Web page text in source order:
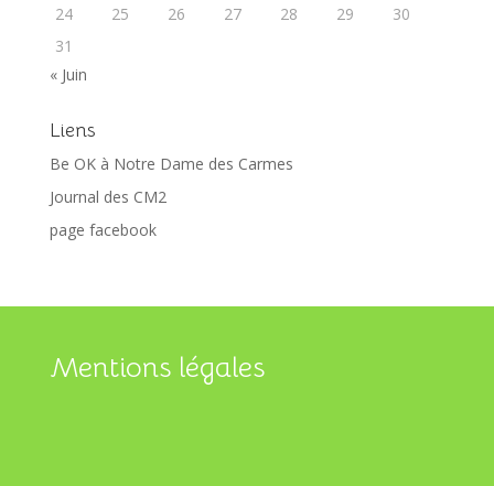
24
25 26 27 28 29
30
31
« Juin
Liens
Be OK à Notre Dame des Carmes
Journal des CM2
page facebook
Mentions légales